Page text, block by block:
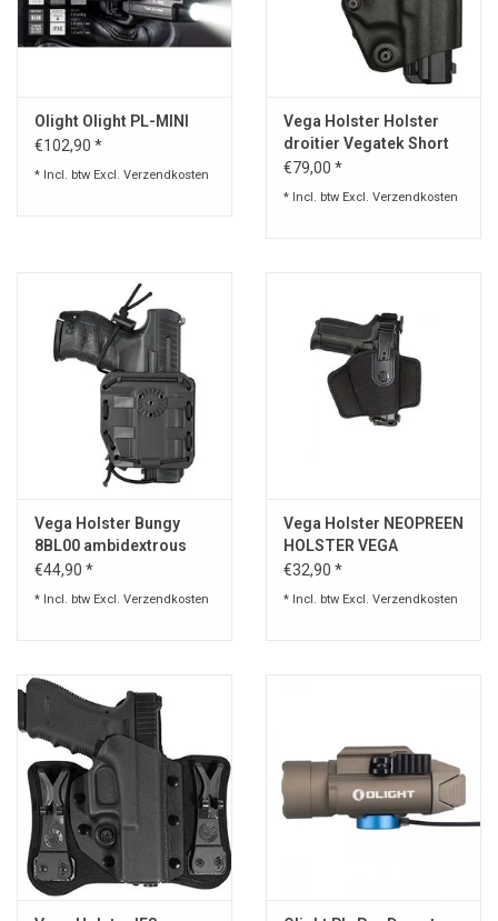
Olight Olight PL-MINI
€102,90 *
* Incl. btw Excl. Verzendkosten
Vega Holster Holster
droitier Vegatek Short
VKS8
€79,00 *
* Incl. btw Excl. Verzendkosten
Vega Holster Bungy
8BL00 ambidextrous
holster zwart voor elk
€44,90 *
* Incl. btw Excl. Verzendkosten
Vega Holster NEOPREEN
HOLSTER VEGA
€32,90 *
* Incl. btw Excl. Verzendkosten